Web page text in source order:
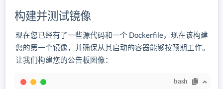
构建并测试镜像
现在您已经有了一些源代码和一个 Dockerfile，现在该构建
您的第一个镜像，并确保从其启动的容器能够按预期工作。
让我们构建您的公告板图像：
bash